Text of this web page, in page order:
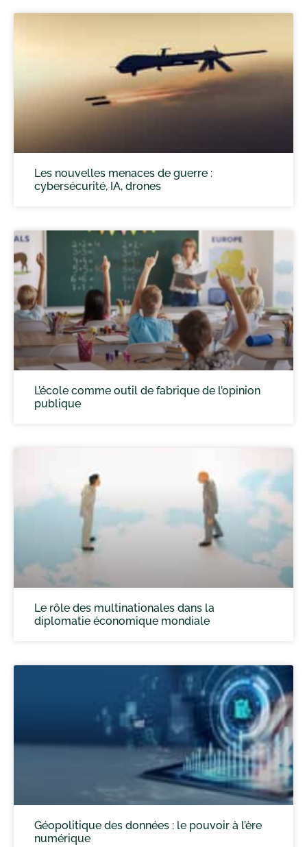
Les nouvelles menaces de guerre :
cybersécurité, IA, drones
L’école comme outil de fabrique de l’opinion
publique
Le rôle des multinationales dans la
diplomatie économique mondiale
Géopolitique des données : le pouvoir à l’ère
numérique